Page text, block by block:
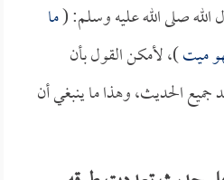
صلى الله عليه وسلم: (ما
ميت)، لأمكن القول بأن
جميع الحديث، وهذا ما ينبغي أن